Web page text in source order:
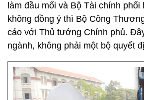
làm đầu mối và Bộ Tài chính
không đồng ý thì Bộ Công
cáo với Thủ tướng Chính phủ.
ngành, không phải một bộ quyết